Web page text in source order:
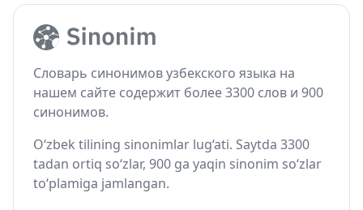
Словарь синонимов узбекского языка на
нашем сайте содержит более 3300 слов и 900
синонимов.
O‘zbek tilining sinonimlar lug‘ati. Saytda 3300
tadan ortiq so‘zlar, 900 ga yaqin sinonim so‘zlar
to‘plamiga jamlangan.